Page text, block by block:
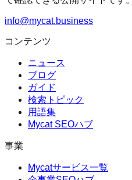
info@mycat.business
コンテンツ
ニュース
ブログ
ガイド
検索トピック
用語集
Mycat SEOハブ
事業
Mycatサービス一覧